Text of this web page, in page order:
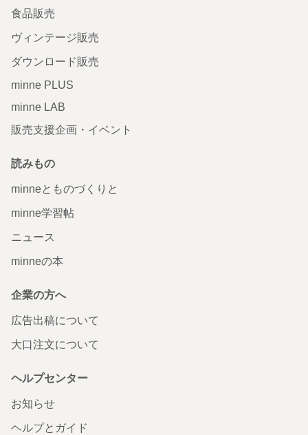
食品販売
ヴィンテージ販売
ダウンロード販売
minne PLUS
minne LAB
販売支援企画・イベント
読みもの
minneとものづくりと
minne学習帖
ニュース
minneの本
企業の方へ
広告出稿について
大口注文について
ヘルプセンター
お知らせ
ヘルプとガイド